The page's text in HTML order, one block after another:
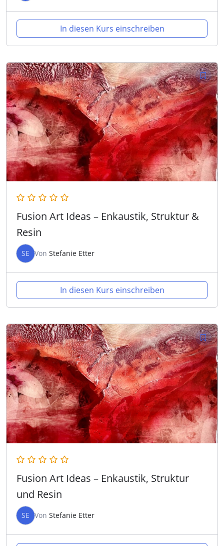
In diesen Kurs einschreiben
Fusion Art Ideas – Enkaustik, Struktur &
Resin
SE Von Stefanie Etter
In diesen Kurs einschreiben
Fusion Art Ideas – Enkaustik, Struktur
und Resin
SE Von Stefanie Etter